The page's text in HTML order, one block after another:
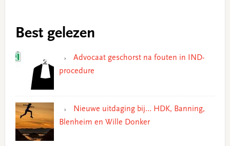
Best gelezen
Advocaat geschorst na fouten in IND-
procedure
Nieuwe uitdaging bij… HDK, Banning,
Blenheim en Wille Donker